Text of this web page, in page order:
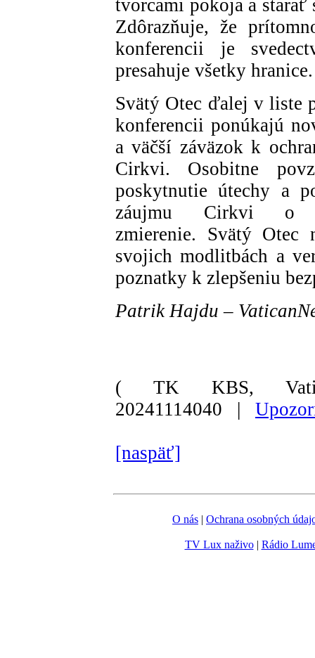
tvorcami pokoja a starať
Zdôrazňuje, že
konferencii je
presahuje všetky hranice.
Svätý Otec ďalej v liste
konferencii ponúkajú
a väčší záväzok k
Cirkvi. Osobitne
poskytnutie útechy a
záujmu Cirkvi o
zmierenie. Svätý Otec
svojich modlitbách a
poznatky k zlepšeniu
Patrik Hajdu –
( TK KBS,
20241114040 |
[naspäť]
O nás | Ochrana osobných
TV Lux naživo| Rádio